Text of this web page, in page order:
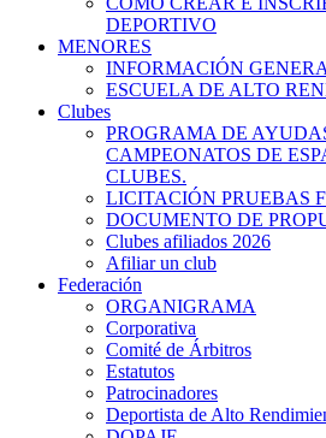
DEPORTIVO
MENORES
INFORMACIÓN
ESCUELA DE ALTO
Clubes
PROGRAMA DE
CAMPEONATOS DE
CLUBES.
LICITACIÓN PRUEBAS
DOCUMENTO DE
Clubes afiliados 2026
Afiliar un club
Federación
ORGANIGRAMA
Corporativa
Comité de Árbitros
Estatutos
Patrocinadores
Deportista de Alto